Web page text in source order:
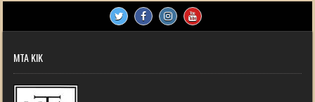
MTA KIK